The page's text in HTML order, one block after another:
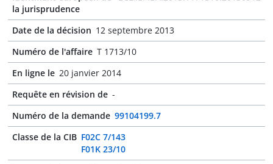
la jurisprudence
Date de la décision 12 septembre 2013
Numéro de l'affaire T 1713/10
En ligne le 20 janvier 2014
Requête en révision de -
Numéro de la demande 99104199.7
Classe de la CIB F02C 7/143
F01K 23/10